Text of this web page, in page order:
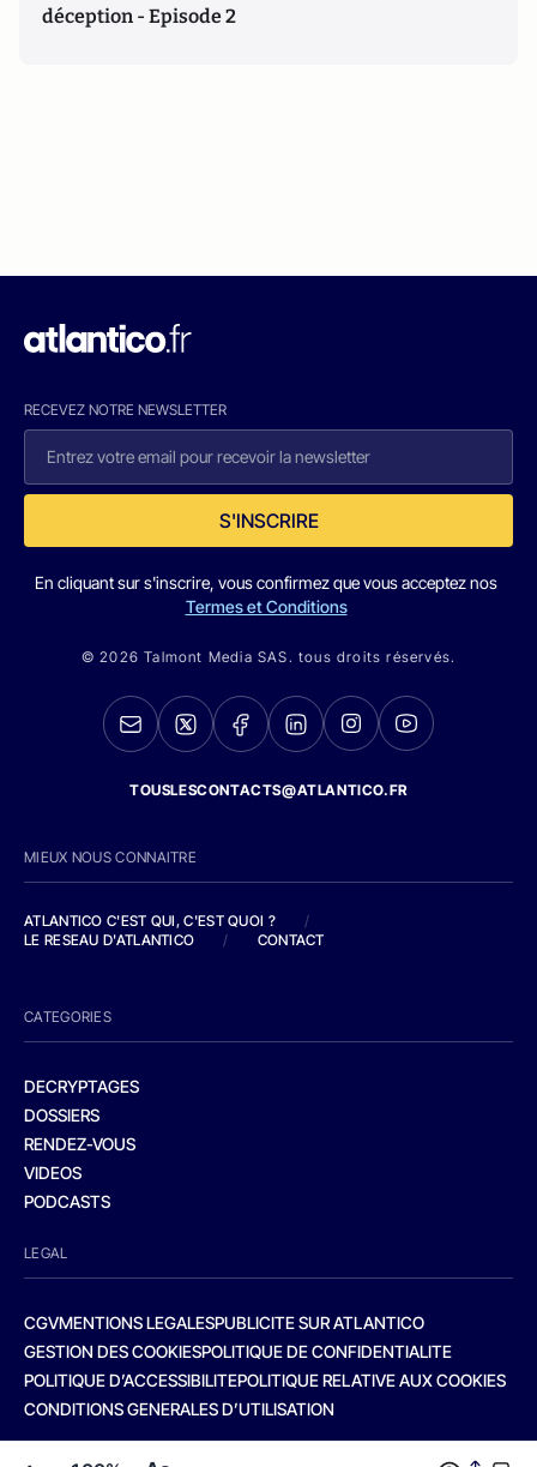
déception - Episode 2
RECEVEZ NOTRE NEWSLETTER
S'INSCRIRE
En cliquant sur s'inscrire, vous confirmez que vous acceptez nos
Termes et Conditions
© 2026 Talmont Media SAS. tous droits réservés.
TOUSLESCONTACTS@ATLANTICO.FR
MIEUX NOUS CONNAITRE
ATLANTICO C'EST QUI, C'EST QUOI ?
/
LE RESEAU D'ATLANTICO
/ CONTACT
CATEGORIES
DECRYPTAGES
DOSSIERS
RENDEZ-VOUS
VIDEOS
PODCASTS
LEGAL
CGVMENTIONS LEGALESPUBLICITE SUR ATLANTICO
GESTION DES COOKIESPOLITIQUE DE CONFIDENTIALITE
POLITIQUE D’ACCESSIBILITEPOLITIQUE RELATIVE AUX COOKIES
CONDITIONS GENERALES D’UTILISATION